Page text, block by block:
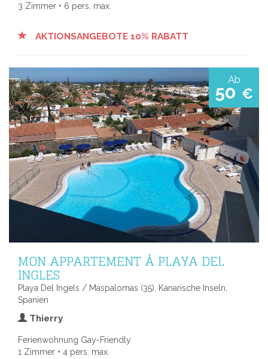
3 Zimmer • 6 pers. max.
AKTIONSANGEBOTE 10% RABATT
Ab
50 €
MON APPARTEMENT À PLAYA DEL
INGLES
Playa Del Ingels / Maspalomas (35), Kanarische Inseln,
Spanien
Thierry
Ferienwohnung Gay-Friendly
1 Zimmer • 4 pers. max.